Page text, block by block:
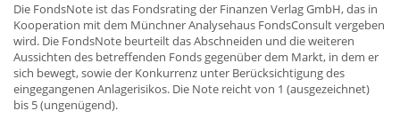
Die FondsNote ist das Fondsrating der Finanzen Verlag GmbH, das in
Kooperation mit dem Münchner Analysehaus FondsConsult vergeben
wird. Die FondsNote beurteilt das Abschneiden und die weiteren
Aussichten des betreffenden Fonds gegenüber dem Markt, in dem er
sich bewegt, sowie der Konkurrenz unter Berücksichtigung des
eingegangenen Anlagerisikos. Die Note reicht von 1 (ausgezeichnet)
bis 5 (ungenügend).